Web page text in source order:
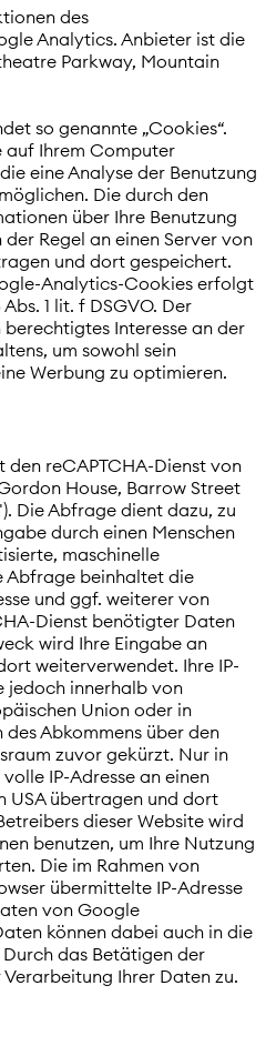
des
Analytics. Anbieter ist die
Parkway, Mountain
so genannte „Cookies“.
auf Ihrem Computer
eine Analyse der Benutzung
Die durch den
über Ihre Benutzung
Regel an einen Server von
und dort gespeichert.
Analytics-Cookies erfolgt
1 lit. f DSGVO. Der
Interesse an der
um sowohl sein
Werbung zu optimieren.
den reCAPTCHA-Dienst von
House, Barrow Street
Die Abfrage dient dazu, zu
durch einen Menschen
maschinelle
Abfrage beinhaltet die
und ggf. weiterer von
Dienst benötigter Daten
wird Ihre Eingabe an
weiterverwendet. Ihre IP-
jedoch innerhalb von
Union oder in
Abkommens über den
zuvor gekürzt. Nur in
IP-Adresse an einen
USA übertragen und dort
dieser Website wird
benutzen, um Ihre Nutzung
Die im Rahmen von
übermittelte IP-Adresse
von Google
können dabei auch in die
das Betätigen der
Ihrer Daten zu.